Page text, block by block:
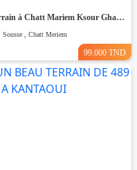
Terrain à Chatt Mariem Ksour Gharnata
Sousse , Chatt Meriem
99.000 TND